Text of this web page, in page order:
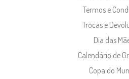
Termos e
Trocas e
Dia das
Calendário de
Copa do